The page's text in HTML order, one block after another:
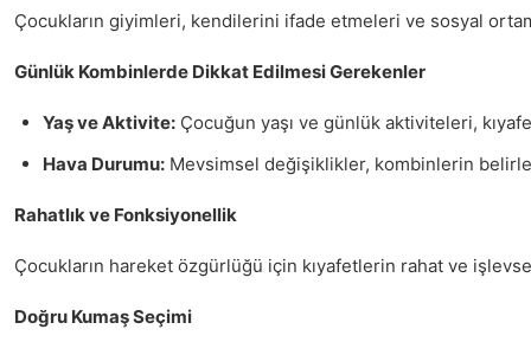
Çocukların giyimleri, kendilerini ifade etmeleri ve sosyal
Günlük Kombinlerde Dikkat Edilmesi Gerekenler
Yaş ve Aktivite: Çocuğun yaşı ve günlük aktiviteleri,
Hava Durumu: Mevsimsel değişiklikler, kombinlerin
Rahatlık ve Fonksiyonellik
Çocukların hareket özgürlüğü için kıyafetlerin rahat ve
Doğru Kumaş Seçimi